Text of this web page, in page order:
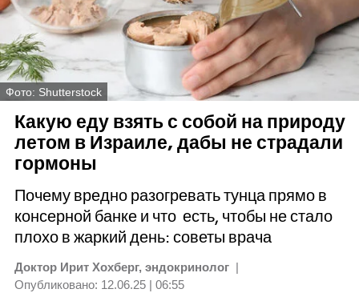
Фото: Shutterstock
Какую еду взять с собой на природу
летом в Израиле, дабы не страдали
гормоны
Почему вредно разогревать тунца прямо в
консерной банке и что есть, чтобы не стало
плохо в жаркий день: советы врача
Доктор Ирит Хохберг, эндокринолог |
Опубликовано: 12.06.25 | 06:55